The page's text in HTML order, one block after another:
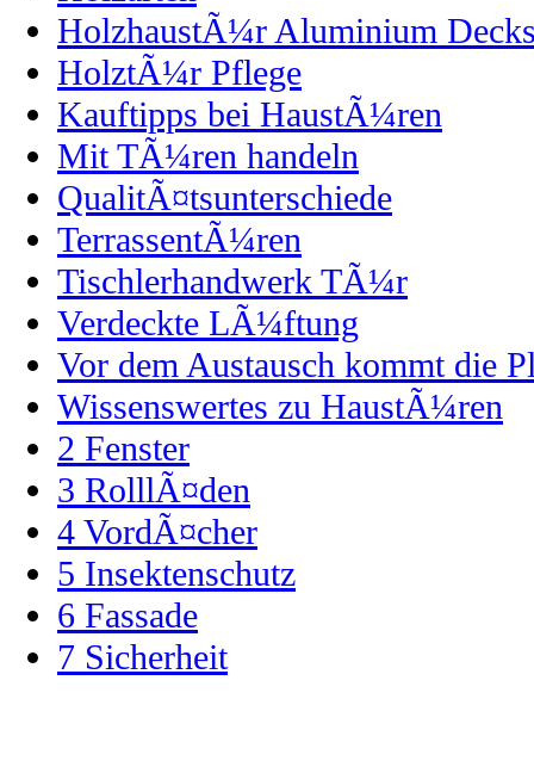
HolzhaustÃ¼r Aluminium
HolztÃ¼r Pflege
Kauftipps bei HaustÃ¼ren
Mit TÃ¼ren handeln
QualitÃ¤tsunterschiede
TerrassentÃ¼ren
Tischlerhandwerk TÃ¼r
Verdeckte LÃ¼ftung
Vor dem Austausch kommt die
Wissenswertes zu HaustÃ¼ren
2 Fenster
3 RolllÃ¤den
4 VordÃ¤cher
5 Insektenschutz
6 Fassade
7 Sicherheit